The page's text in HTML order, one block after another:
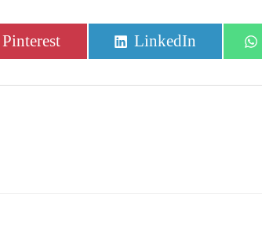
Compartir
en
Pinterest
Compartir
en
LinkedIn